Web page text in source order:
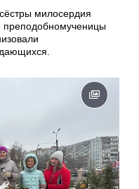
милосердия
преподобномученицы